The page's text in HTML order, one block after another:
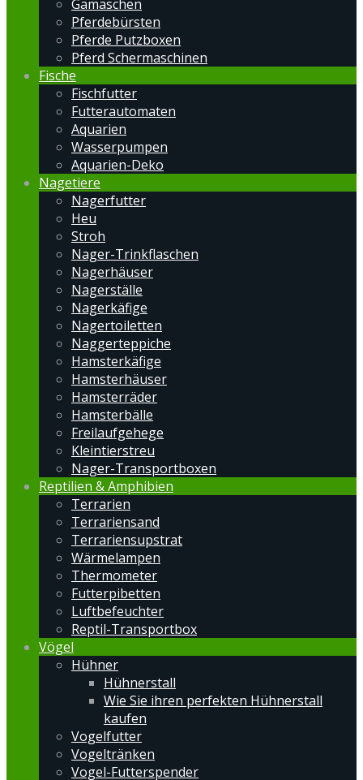
Gamaschen
Pferdebürsten
Pferde Putzboxen
Pferd Schermaschinen
Fische
Fischfutter
Futterautomaten
Aquarien
Wasserpumpen
Aquarien-Deko
Nagetiere
Nagerfutter
Heu
Stroh
Nager-Trinkflaschen
Nagerhäuser
Nagerställe
Nagerkäfige
Nagertoiletten
Naggerteppiche
Hamsterkäfige
Hamsterhäuser
Hamsterräder
Hamsterbälle
Freilaufgehege
Kleintierstreu
Nager-Transportboxen
Reptilien & Amphibien
Terrarien
Terrariensand
Terrariensupstrat
Wärmelampen
Thermometer
Futterpibetten
Luftbefeuchter
Reptil-Transportbox
Vögel
Hühner
Hühnerstall
Wie Sie ihren perfekten Hühnerstall
kaufen
Vogelfutter
Vogeltränken
Vogel-Futterspender